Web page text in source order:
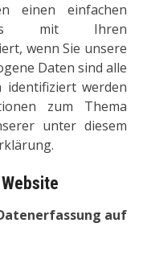
einen einfachen
mit Ihren
wenn Sie unsere
Daten sind alle
identifiziert werden
zum Thema
unter diesem
auf